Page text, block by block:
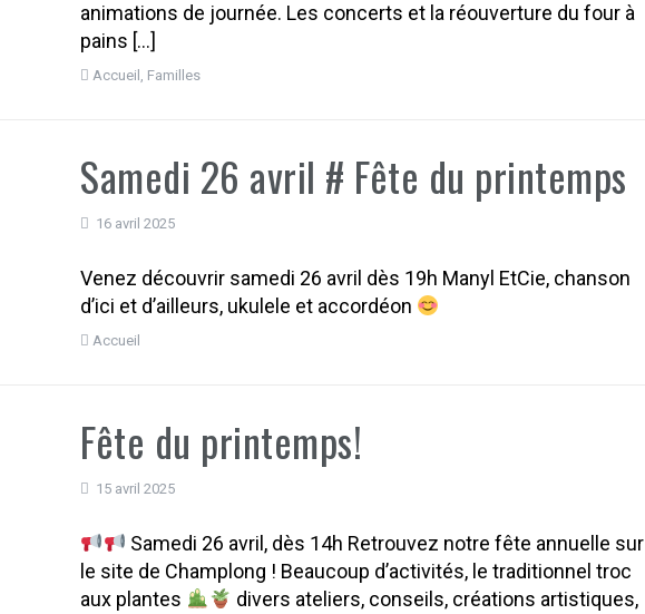
animations de journée. Les concerts et la réouverture du four à
pains […]
Accueil , Familles
Samedi 26 avril # Fête du printemps
16 avril 2025
Venez découvrir samedi 26 avril dès 19h Manyl EtCie, chanson
d’ici et d’ailleurs, ukulele et accordéon
Accueil
Fête du printemps!
15 avril 2025
Samedi 26 avril, dès 14h Retrouvez notre fête annuelle sur
le site de Champlong ! Beaucoup d’activités, le traditionnel troc
aux plantes
divers ateliers, conseils, créations artistiques,